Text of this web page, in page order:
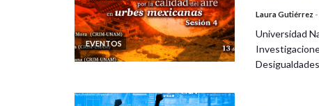
EVENTOS
Laura Gutiérrez -
Universidad